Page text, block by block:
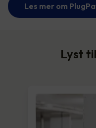
Les mer om
Lyst